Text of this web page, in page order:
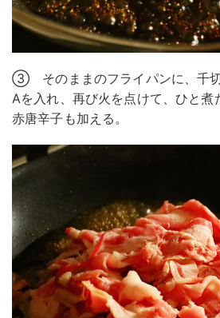
③ そのままのフライパンに、千切
Aを入れ、再び火を点けて、ひと煮
赤唐辛子も加える。